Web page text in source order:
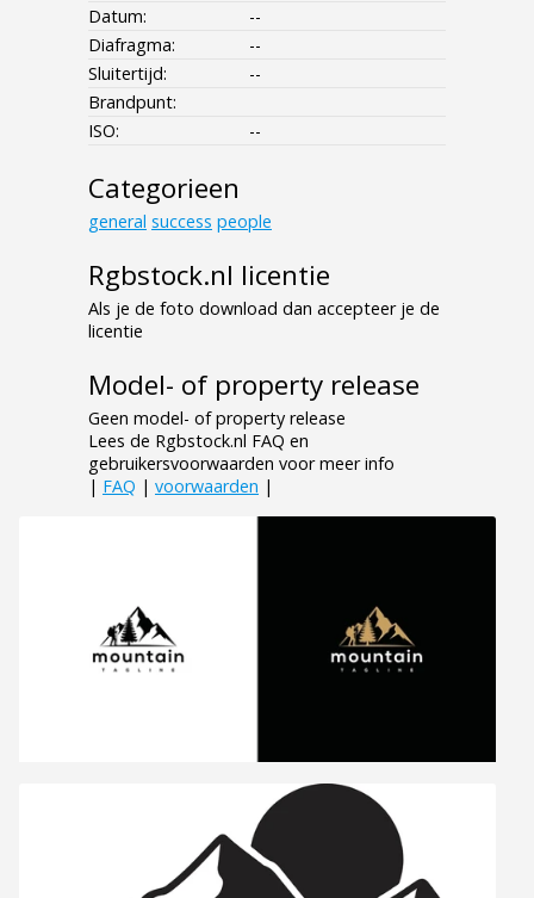
Datum:
--
Diafragma:
--
Sluitertijd:
--
Brandpunt:
ISO:
--
Categorieen
general success people
Rgbstock.nl licentie
Als je de foto download dan accepteer je de
licentie
Model- of property release
Geen model- of property release
Lees de Rgbstock.nl FAQ en
gebruikersvoorwaarden voor meer info
| FAQ | voorwaarden |